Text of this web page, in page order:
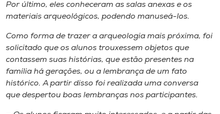
Por último, eles conheceram as salas anexas e os
materiais arqueológicos, podendo manuseá-los.
Como forma de trazer a arqueologia mais próxima, foi
solicitado que os alunos trouxessem objetos que
contassem suas histórias, que estão presentes na
família há gerações, ou a lembrança de um fato
histórico. A partir disso foi realizada uma conversa
que despertou boas lembranças nos participantes.